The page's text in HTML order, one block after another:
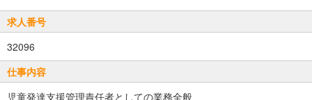
求人番号
32096
仕事内容
児童発達支援管理責任者としての業務全般